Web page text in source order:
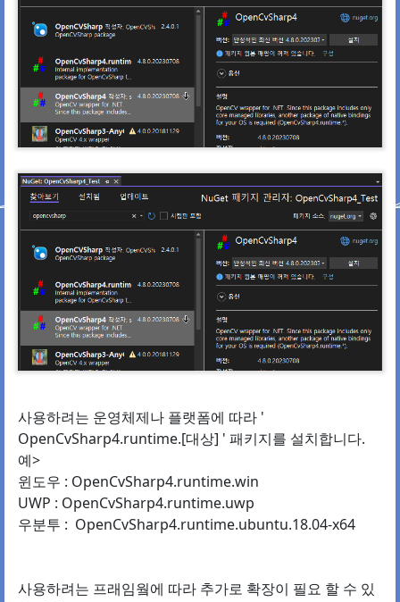
사용하려는 운영체제나 플랫폼에 따라 '
OpenCvSharp4.runtime.[대상] ' 패키지를 설치합니다.
예>
윈도우 : OpenCvSharp4.runtime.win
UWP : OpenCvSharp4.runtime.uwp
우분투 : OpenCvSharp4.runtime.ubuntu.18.04-x64
사용하려는 프래임웤에 따라 추가로 확장이 필요 할 수 있